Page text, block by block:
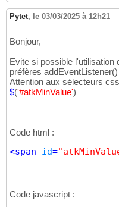
21
}
Pytet, le 03/03/2025 à 12h21
Bonjour,
Evite si possible l'utilisation
préfères
Attention aux sélecteurs
$('#atkMinValue')
Code html :
<span id=
Code javascript :